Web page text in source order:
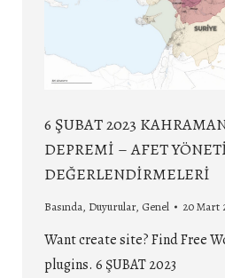
6 ŞUBAT 2023
DEPREMİ – AFET
DEĞERLENDİRMELERİ
Basında, Duyurular, Genel 20 Mart
Want create site? Find Free
plugins. 6 ŞUBAT 2023